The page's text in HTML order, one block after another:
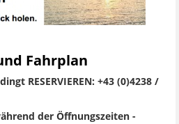
Fahrplan
RESERVIEREN: +43 (0)4238 /
der Öffnungszeiten -